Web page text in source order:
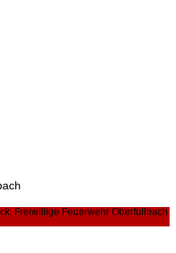
Freiwillige Feuerwehr Oberfüllbach